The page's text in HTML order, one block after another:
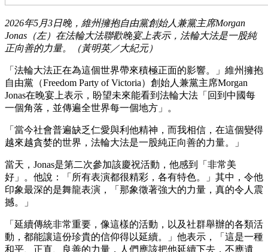
2026年5月3日晚，維州擁抱自由黨創始人兼黨主席Morgan
Jonas（左）在法輪大法聯歡晚宴上表示，法輪大法是一股純
正向善的力量。（黃明英／大紀元）
「法輪大法正在為這個世界帶來積極正面的影響。」維州擁抱
自由黨（Freedom Party of Victoria）創始人兼黨主席Morgan
Jonas在晚宴上表示，盼望未來能看到法輪大法「回到中國每
一個角落，並傳遍全世界每一個地方」。
「當今社會普遍缺乏仁愛與利他精神，而我相信，在這個變得
越來越貪婪的世界，法輪大法是一股純正向善的力量。」
當天，Jonas是第二次參加該慶祝活動，他感到「非常美
好」。他說：「所有表演都很精彩，各有特色。」其中，令他
印象最深的是舞龍表演，「那象徵著強大的力量，真的令人震
撼。」
「延續傳統非常重要，像這樣的活動，以及社群舉辦的各類活
動，都能讓這份珍貴的信仰得以延續。」他表示，「這是一種
和平、正直、良善的力量，人們應該把他延續下去，不應遺